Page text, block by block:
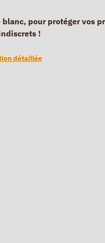
pour protéger vos
!
détaillée